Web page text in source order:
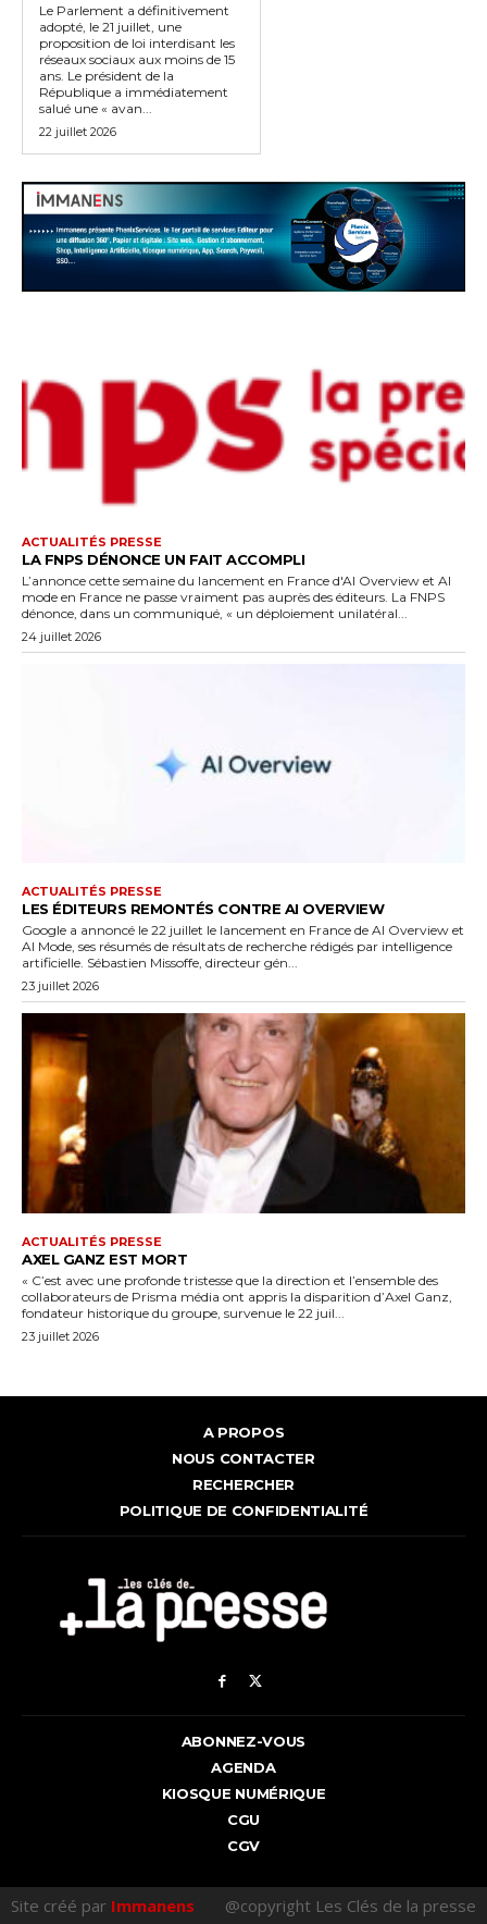
Le Parlement a définitivement
adopté, le 21 juillet, une
proposition de loi interdisant les
réseaux sociaux aux moins de 15
ans. Le président de la
République a immédiatement
salué une « avan...
22 juillet 2026
ACTUALITÉS PRESSE
LA FNPS DÉNONCE UN FAIT ACCOMPLI
L’annonce cette semaine du lancement en France d'AI Overview et AI
mode en France ne passe vraiment pas auprès des éditeurs. La FNPS
dénonce, dans un communiqué, « un déploiement unilatéral...
24 juillet 2026
ACTUALITÉS PRESSE
LES ÉDITEURS REMONTÉS CONTRE AI OVERVIEW
Google a annoncé le 22 juillet le lancement en France de AI Overview et
AI Mode, ses résumés de résultats de recherche rédigés par intelligence
artificielle. Sébastien Missoffe, directeur gén...
23 juillet 2026
ACTUALITÉS PRESSE
AXEL GANZ EST MORT
« C’est avec une profonde tristesse que la direction et l’ensemble des
collaborateurs de Prisma média ont appris la disparition d’Axel Ganz,
fondateur historique du groupe, survenue le 22 juil...
23 juillet 2026
A PROPOS
NOUS CONTACTER
RECHERCHER
POLITIQUE DE CONFIDENTIALITÉ
ABONNEZ-VOUS
AGENDA
KIOSQUE NUMÉRIQUE
CGU
CGV
Site créé par Immanens @copyright Les Clés de la presse